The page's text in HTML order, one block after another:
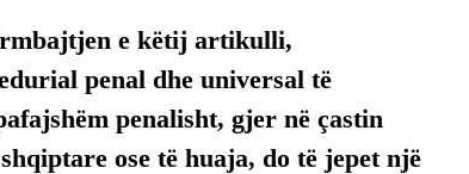
e këtij artikulli,
penal dhe universal të
penalisht, gjer në çastin
ose të huaja, do të jepet një